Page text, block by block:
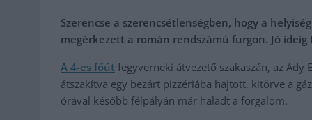
Szerencse a szerencsétlenségben, hogy a
megérkezett a román rendszámú furgon. Jó
A 4-es főút fegyverneki átvezető szakaszán, az
átszakítva egy bezárt pizzériába hajtott, kitörve a
órával később félpályán már haladt a forgalom.